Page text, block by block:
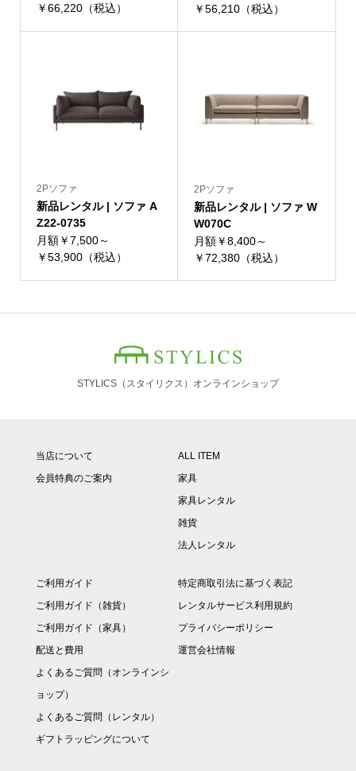
￥66,220（税込）
￥56,210（税込）
2Pソファ
新品レンタル | ソファ A
Z22-0735
月額￥7,500～
￥53,900（税込）
2Pソファ
新品レンタル | ソファ W
W070C
月額￥8,400～
￥72,380（税込）
STYLICS（スタイリクス）オンラインショップ
当店について
会員特典のご案内
ALL ITEM
家具
家具レンタル
雑貨
法人レンタル
ご利用ガイド
ご利用ガイド（雑貨）
ご利用ガイド（家具）
配送と費用
よくあるご質問（オンラインシ
ョップ）
よくあるご質問（レンタル）
ギフトラッピングについて
特定商取引法に基づく表記
レンタルサービス利用規約
プライバシーポリシー
運営会社情報